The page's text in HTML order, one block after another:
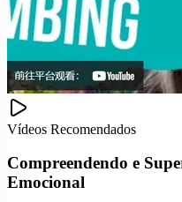
Vídeos Recomendados
Compreendendo e
Emocional